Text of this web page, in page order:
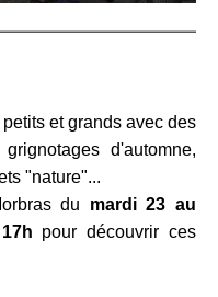
et grands avec des
d'automne,
"nature"...
du mardi 23 au
pour découvrir ces